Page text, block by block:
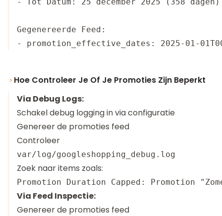
Gegenereerde Feed:
Hoe Controleer Je Of Je Promoties Zijn Beperkt
Via Debug Logs:
Schakel debug logging in via configuratie
Genereer de promoties feed
Controleer
var/log/googleshopping_debug.log
Zoek naar items zoals:
Via Feed Inspectie:
Genereer de promoties feed